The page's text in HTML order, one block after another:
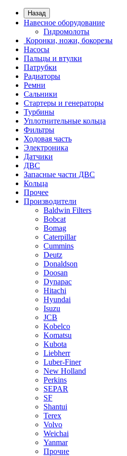
Назад
Навесное оборудование
Гидромолоты
Коронки, ножи, бокорезы
Насосы
Пальцы и втулки
Патрубки
Радиаторы
Ремни
Сальники
Стартеры и генераторы
Турбины
Уплотнительные кольца
Фильтры
Ходовая часть
Электроника
Датчики
ДВС
Запасные части ДВС
Кольца
Прочее
Производители
Baldwin Filters
Bobcat
Bomag
Caterpillar
Cummins
Deutz
Donaldson
Doosan
Dynapac
Hitachi
Hyundai
Isuzu
JCB
Kobelco
Komatsu
Kubota
Liebherr
Luber-Finer
New Holland
Perkins
SEPAR
SF
Shantui
Terex
Volvo
Weichai
Yanmar
Прочие